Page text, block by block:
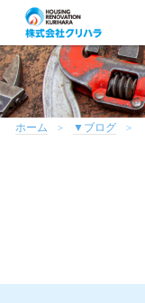
ホーム ▼ブログ